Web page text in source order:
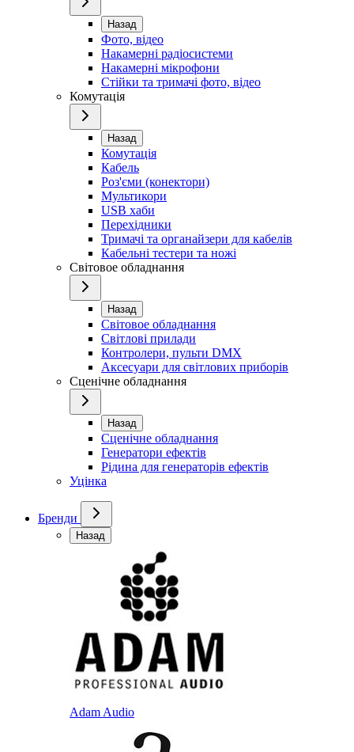
Назад
Фото, відео
Накамерні радіосистеми
Накамерні мікрофони
Стійки та тримачі фото, відео
Комутація
Назад
Комутація
Кабель
Роз'єми (конектори)
Мультикори
USB хаби
Перехідники
Тримачі та органайзери для кабелів
Кабельні тестери та ножі
Світовое обладнання
Назад
Світовое обладнання
Світлові прилади
Контролери, пульти DMX
Аксесуари для світлових приборів
Сценічне обладнання
Назад
Сценічне обладнання
Генератори ефектів
Рідина для генераторів ефектів
Уцінка
Бренди
Назад
Adam Audio